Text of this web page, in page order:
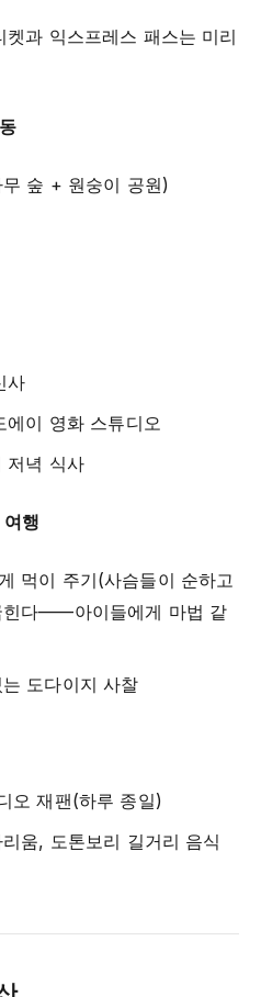
과 익스프레스 패스는 미리
숲 + 원숭이 공원)
사
이 영화 스튜디오
저녁 식사
행
먹이 주기(사슴들이 순하고
힌다——아이들에게 마법 같
도다이지 사찰
오 재팬(하루 종일)
움, 도톤보리 길거리 음식